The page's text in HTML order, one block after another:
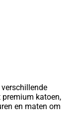
katoen,
en maten om